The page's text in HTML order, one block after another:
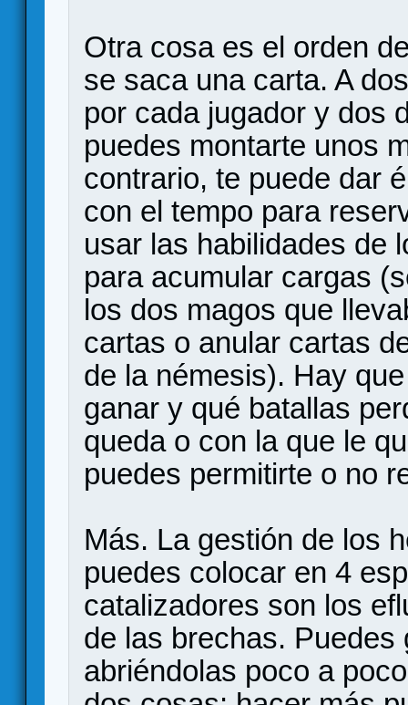
Otra cosa es el orden
se saca una carta. A
por cada jugador y dos
puedes montarte unos
contrario, te puede dar
con el tempo para
usar las habilidades de
para acumular cargas
los dos magos que
cartas o anular cartas
de la némesis). Hay
ganar y qué batallas
queda o con la que le
puedes permitirte o no
Más. La gestión de los
puedes colocar en 4
catalizadores son los
de las brechas. Puedes
abriéndolas poco a